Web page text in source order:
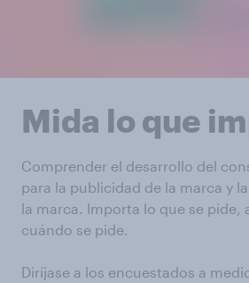
Mida lo que
Comprender el desarrollo del
para la publicidad de la marca y
la marca. Importa lo que se pide,
cuándo se pide.
Diríjase a los encuestados a